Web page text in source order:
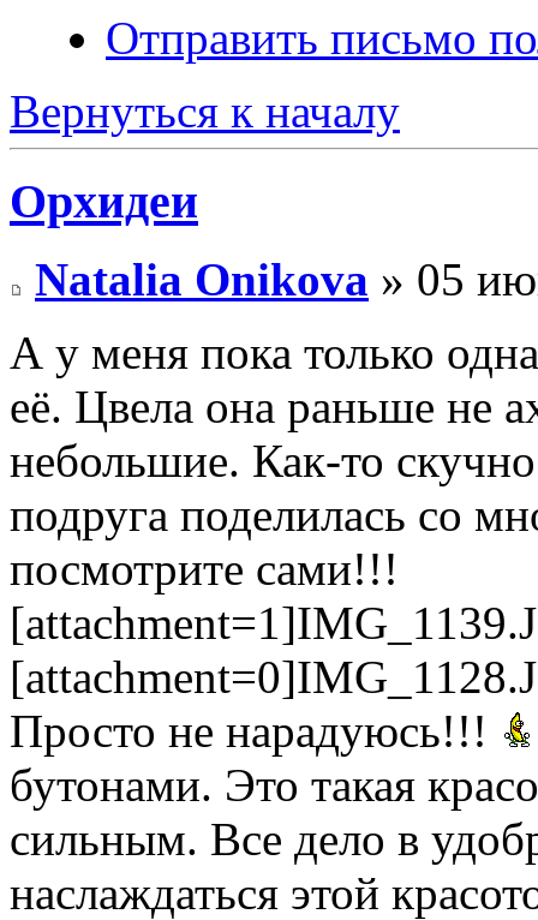
Отправить письмо
Вернуться к началу
Орхидеи
Natalia Onikova » 05
А у меня пока только
её. Цвела она раньше не
небольшие. Как-то
подруга поделилась со
посмотрите сами!!!
Просто не нарадуюсь!!!
бутонами. Это такая
сильным. Все дело в
наслаждаться этой